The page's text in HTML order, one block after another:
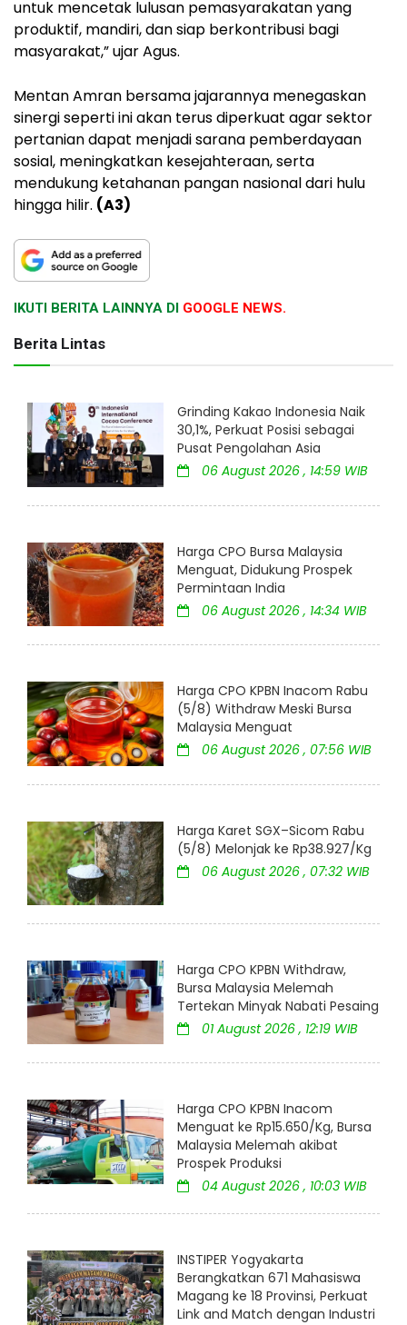
untuk mencetak lulusan pemasyarakatan yang
produktif, mandiri, dan siap berkontribusi bagi
masyarakat,” ujar Agus.
Mentan Amran bersama jajarannya menegaskan
sinergi seperti ini akan terus diperkuat agar sektor
pertanian dapat menjadi sarana pemberdayaan
sosial, meningkatkan kesejahteraan, serta
mendukung ketahanan pangan nasional dari hulu
hingga hilir. (A3)
IKUTI BERITA LAINNYA DI GOOGLE NEWS.
Berita Lintas
Grinding Kakao Indonesia Naik
30,1%, Perkuat Posisi sebagai
Pusat Pengolahan Asia
06 August 2026 , 14:59 WIB
Harga CPO Bursa Malaysia
Menguat, Didukung Prospek
Permintaan India
06 August 2026 , 14:34 WIB
Harga CPO KPBN Inacom Rabu
(5/8) Withdraw Meski Bursa
Malaysia Menguat
06 August 2026 , 07:56 WIB
Harga Karet SGX–Sicom Rabu
(5/8) Melonjak ke Rp38.927/Kg
06 August 2026 , 07:32 WIB
Harga CPO KPBN Withdraw,
Bursa Malaysia Melemah
Tertekan Minyak Nabati Pesaing
01 August 2026 , 12:19 WIB
Harga CPO KPBN Inacom
Menguat ke Rp15.650/Kg, Bursa
Malaysia Melemah akibat
Prospek Produksi
04 August 2026 , 10:03 WIB
INSTIPER Yogyakarta
Berangkatkan 671 Mahasiswa
Magang ke 18 Provinsi, Perkuat
Link and Match dengan Industri